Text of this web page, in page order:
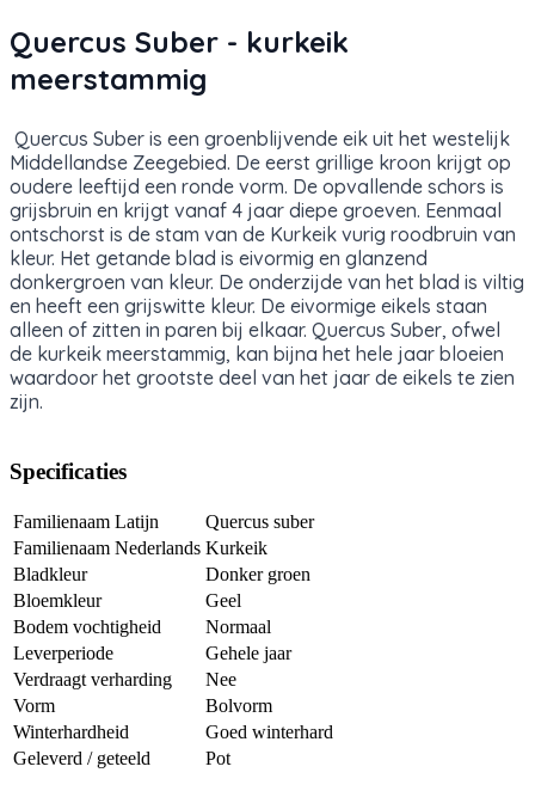
Quercus Suber - kurkeik
meerstammig
Quercus Suber is een groenblijvende eik uit het westelijk
Middellandse Zeegebied. De eerst grillige kroon krijgt op
oudere leeftijd een ronde vorm. De opvallende schors is
grijsbruin en krijgt vanaf 4 jaar diepe groeven. Eenmaal
ontschorst is de stam van de Kurkeik vurig roodbruin van
kleur. Het getande blad is eivormig en glanzend
donkergroen van kleur. De onderzijde van het blad is viltig
en heeft een grijswitte kleur. De eivormige eikels staan
alleen of zitten in paren bij elkaar. Quercus Suber, ofwel
de kurkeik meerstammig, kan bijna het hele jaar bloeien
waardoor het grootste deel van het jaar de eikels te zien
zijn.
Specificaties
Familienaam Latijn
Quercus suber
Familienaam Nederlands Kurkeik
Bladkleur
Donker groen
Bloemkleur
Geel
Bodem vochtigheid
Normaal
Leverperiode
Gehele jaar
Verdraagt verharding
Nee
Vorm
Bolvorm
Winterhardheid
Goed winterhard
Geleverd / geteeld
Pot